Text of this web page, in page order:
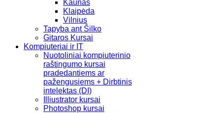
Kaunas
Klaipėda
Vilnius
Tapyba ant Šilko
Gitaros Kursai
Kompiuteriai ir IT
Nuotoliniai kompiuterinio
raštingumo kursai
pradedantiems ar
pažengusiems + Dirbtinis
intelektas (DI)
Illiustrator kursai
Photoshop kursai